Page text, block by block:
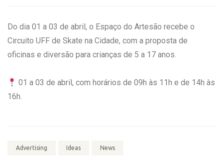
Do dia 01 a 03 de abril, o Espaço do Artesão recebe o
Circuito UFF de Skate na Cidade, com a proposta de
oficinas e diversão para crianças de 5 a 17 anos.
01 a 03 de abril, com horários de 09h às 11h e de 14h às
16h.
Advertising Ideas News